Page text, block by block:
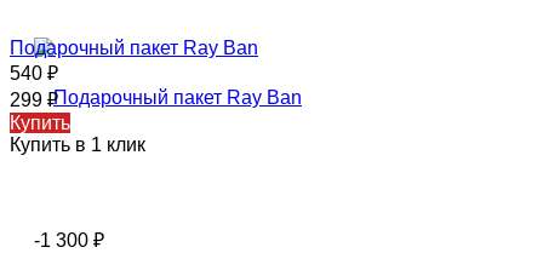
Подарочный пакет Ray Ban
540 ₽
299 ₽
Купить
Купить в 1 клик
-1 300 ₽